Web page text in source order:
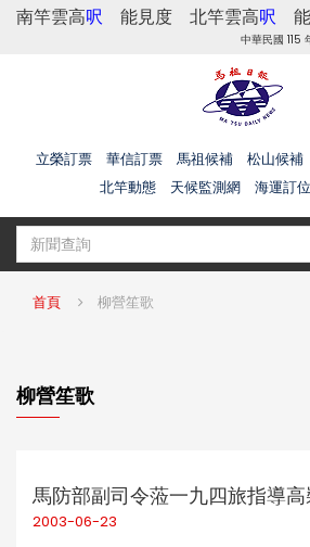
南竿雲高呎 能見度 北竿雲高呎
中華民國 115
立榮訂票 華信訂票 馬祖候補 松山候補
北竿動態
天候監測網 海運訂位
首頁 柳營笙歌
柳營笙歌
馬防部副司令蒞一九四旅指導高
2003-06-23